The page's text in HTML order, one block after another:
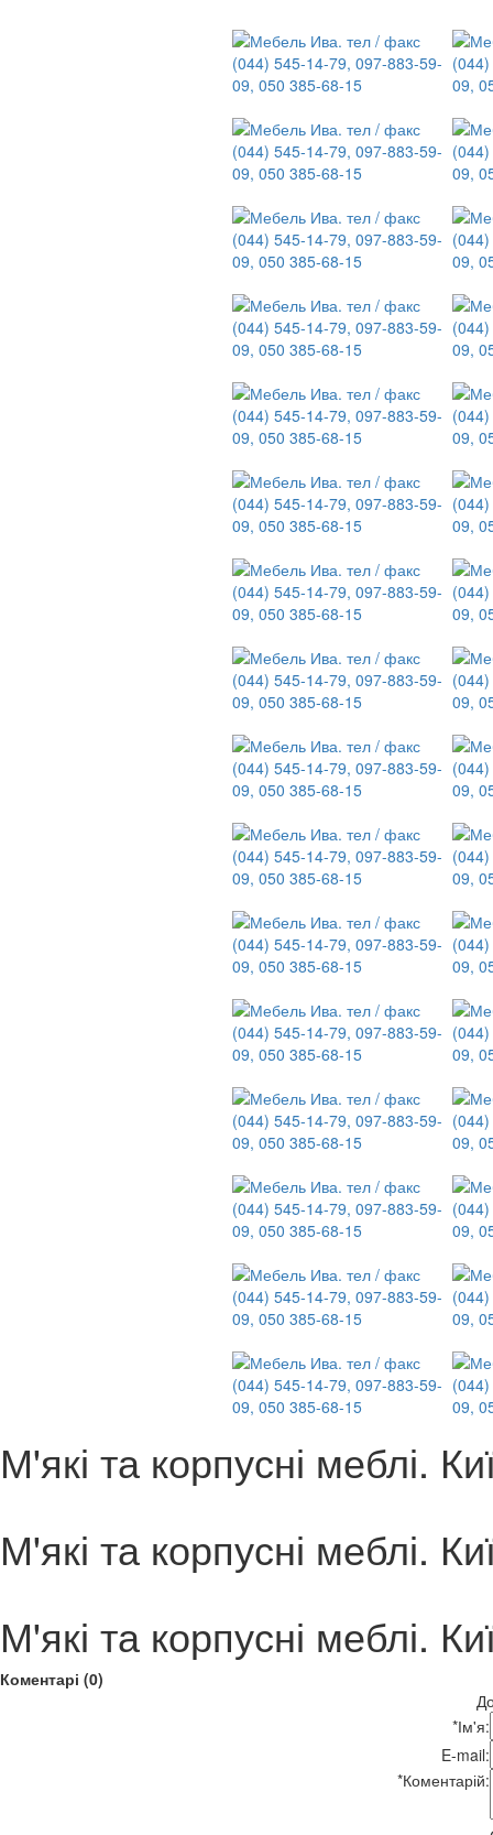
М'які та корпусні меблі.
М'які та корпусні меблі.
М'які та корпусні меблі.
Коментарі (0)
*Ім'я:
E-mail:
*Коментарій: